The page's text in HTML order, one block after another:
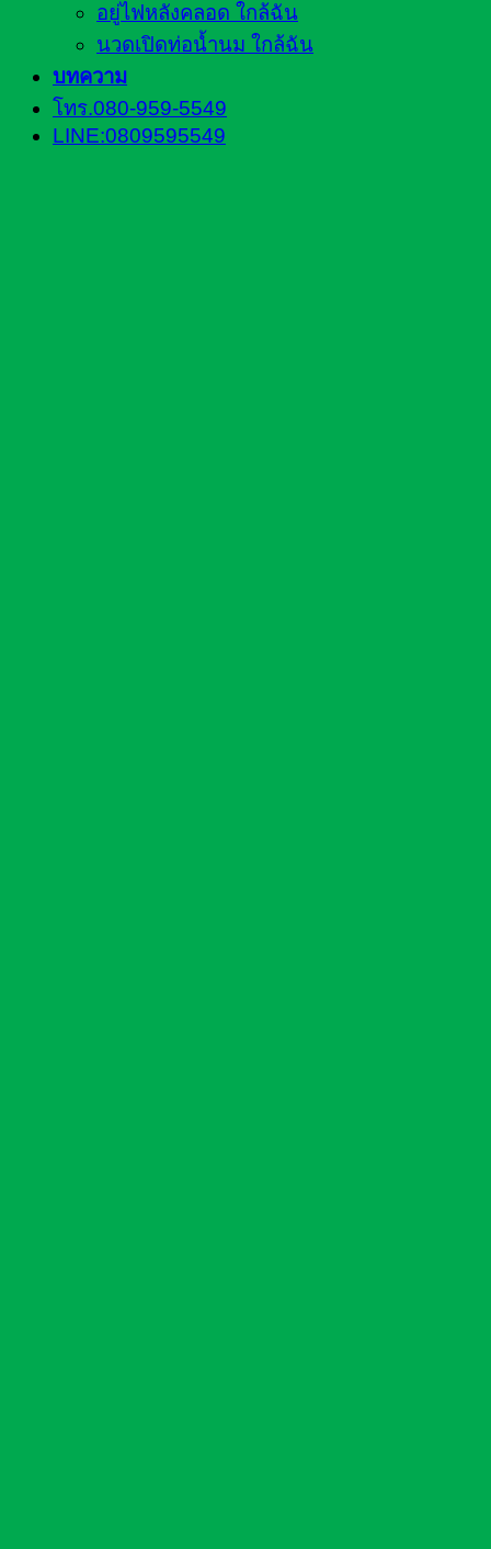
อยู่ไฟหลังคลอด ใกล้ฉัน
นวดเปิดท่อน้ำนม ใกล้ฉัน
บทความ
โทร.080-959-5549
LINE:0809595549